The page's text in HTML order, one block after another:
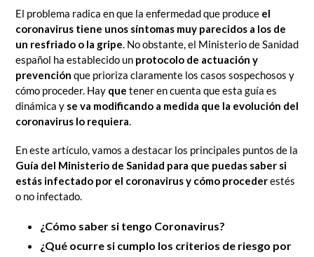
El problema radica en que la enfermedad que produce el
coronavirus tiene unos síntomas muy parecidos a los de
un resfriado o la gripe. No obstante, el Ministerio de Sanidad
español ha establecido un protocolo de actuación y
prevención que prioriza claramente los casos sospechosos y
cómo proceder. Hay que tener en cuenta que esta guía es
dinámica y se va modificando a medida que la evolución del
coronavirus lo requiera.
En este artículo, vamos a destacar los principales puntos de la
Guía del Ministerio de Sanidad para que puedas saber si
estás infectado por el coronavirus y cómo procederestés
o no infectado.
¿Cómo saber si tengo Coronavirus?
¿Qué ocurre si cumplo los criterios de riesgo por